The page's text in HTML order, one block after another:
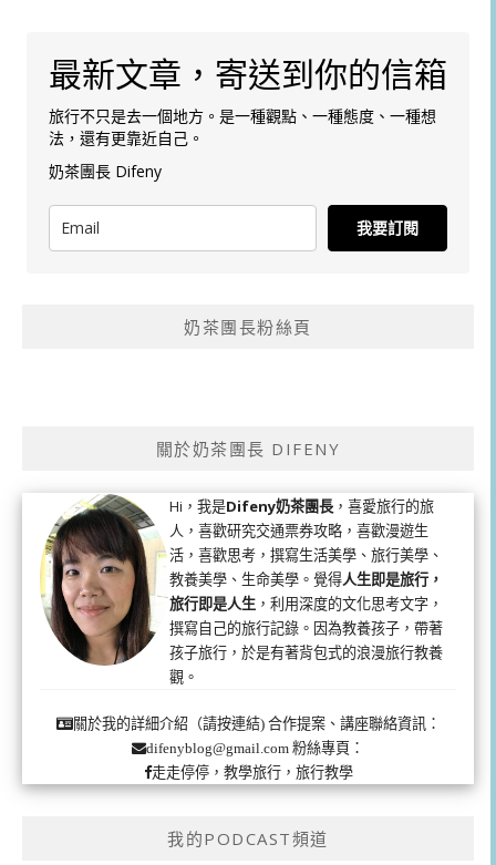
最新文章，寄送到你的信箱
旅行不只是去一個地方。是一種觀點、一種態度、一種想
法，還有更靠近自己。
奶茶團長 Difeny
我要訂閱
奶茶團長粉絲頁
關於奶茶團長 DIFENY
Hi，我是Difeny奶茶團長 ，喜愛旅行的旅
人，喜歡研究交通票券攻略，喜歡漫遊生
活，喜歡思考，撰寫生活美學、旅行美學、
教養美學、生命美學。覺得人生即是旅行，
旅行即是人生 ，利用深度的文化思考文字，
撰寫自己的旅行記錄。因為教養孩子，帶著
孩子旅行，於是有著背包式的浪漫旅行教養
觀。
關於我的詳細介紹（請按連結)合作提案、講座聯絡資訊：
difenyblog@gmail.com 粉絲專頁：
走走停停，教學旅行，旅行教學
我的PODCAST頻道